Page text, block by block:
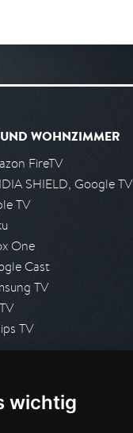
wichtig
WOHNZIMMER
FireTV
SHIELD, Google TV
TV
One
Cast
TV
TV
stellen